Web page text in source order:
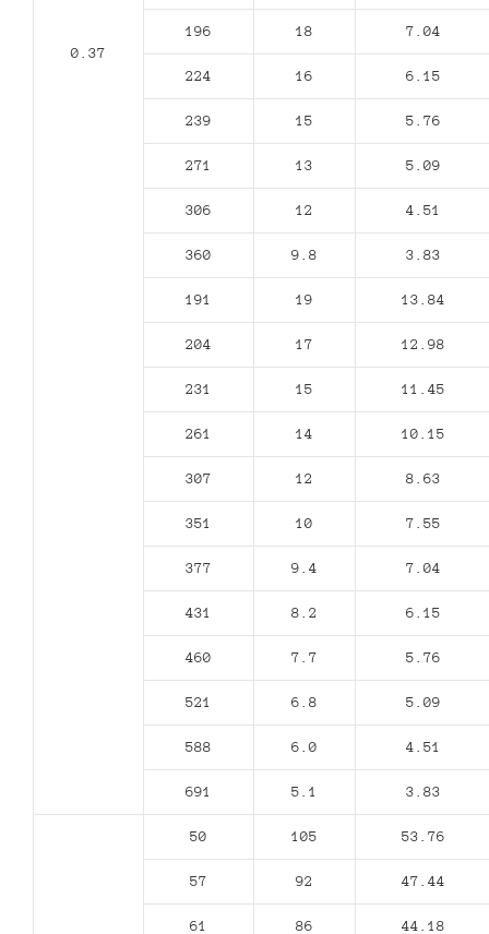
0.37
196 18 7.04
224 16 6.15
239 15 5.76
271 13 5.09
306 12 4.51
360 9.8 3.83
191 19 13.84
204 17 12.98
231 15 11.45
261 14 10.15
307 12 8.63
351 10 7.55
377 9.4 7.04
431 8.2 6.15
460 7.7 5.76
521 6.8 5.09
588 6.0 4.51
691 5.1 3.83
50 105 53.76
57 92 47.44
61 86 44.18